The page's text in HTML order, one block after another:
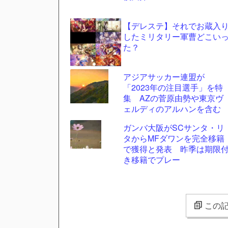
【デレステ】それでお蔵入り
したミリタリー軍曹どこいっ
た？
アジアサッカー連盟が
「2023年の注目選手」を特
集 AZの菅原由勢や東京ヴ
ェルディのアルハンを含む
ガンバ大阪がSCサンタ・リ
タからMFダワンを完全移籍
で獲得と発表 昨季は期限
き移籍でプレー
この